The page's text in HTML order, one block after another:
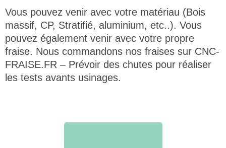
Vous pouvez venir avec votre matériau (Bois
massif, CP, Stratifié, aluminium, etc..). Vous
pouvez également venir avec votre propre
fraise. Nous commandons nos fraises sur CNC-
FRAISE.FR – Prévoir des chutes pour réaliser
les tests avants usinages.